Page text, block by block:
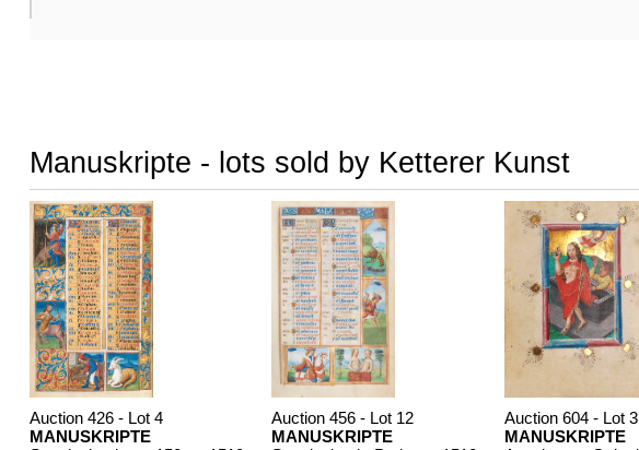
Manuskripte - lots sold by Ketterer Kunst
Auction 426 - Lot 4
MANUSKRIPTE
Auction 456 - Lot 12
MANUSKRIPTE
Auction 604 - Lot 3
MANUSKRIPTE